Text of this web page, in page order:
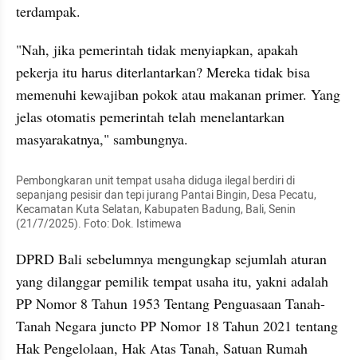
terdampak.
"Nah, jika pemerintah tidak menyiapkan, apakah
pekerja itu harus diterlantarkan? Mereka tidak bisa
memenuhi kewajiban pokok atau makanan primer. Yang
jelas otomatis pemerintah telah menelantarkan
masyarakatnya," sambungnya.
Pembongkaran unit tempat usaha diduga ilegal berdiri di
sepanjang pesisir dan tepi jurang Pantai Bingin, Desa Pecatu,
Kecamatan Kuta Selatan, Kabupaten Badung, Bali, Senin
(21/7/2025). Foto: Dok. Istimewa
DPRD Bali sebelumnya mengungkap sejumlah aturan
yang dilanggar pemilik tempat usaha itu, yakni adalah
PP Nomor 8 Tahun 1953 Tentang Penguasaan Tanah-
Tanah Negara juncto PP Nomor 18 Tahun 2021 tentang
Hak Pengelolaan, Hak Atas Tanah, Satuan Rumah